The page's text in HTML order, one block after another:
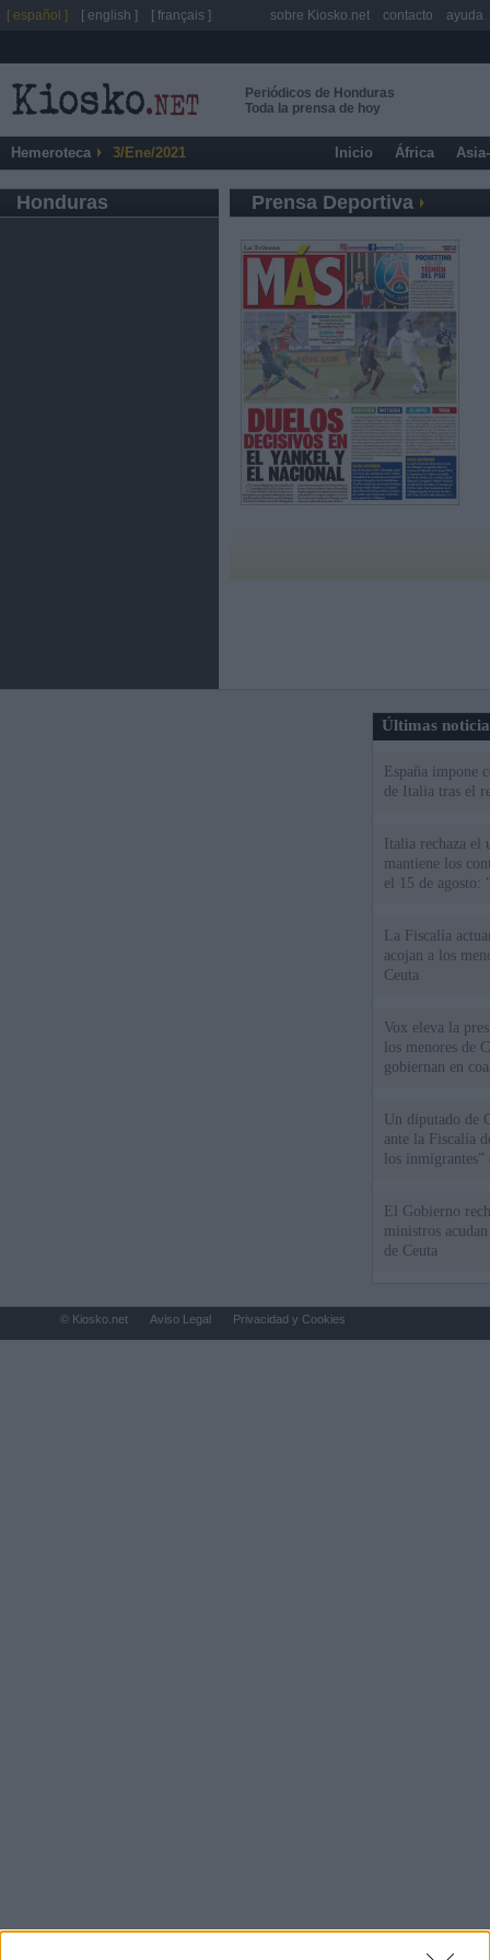
Periódicos de Honduras
Toda la prensa de hoy
Hemeroteca 3/Ene/2021 Inicio África
Honduras Prensa Deportiva
Últimas
España impone
de Italia tras el
Italia rechaza
mantiene los
el 15 de agosto:
La Fiscalía
acojan a los
Ceuta
Vox eleva la
los menores de
gobiernan en
Un diputado de
ante la Fiscalía
los inmigrantes”
El Gobierno
ministros
de Ceuta
[ español ] [ english ] [ français ] sobre Kiosko.net contacto ayuda
© Kiosko.net Aviso Legal Privacidad y Cookies